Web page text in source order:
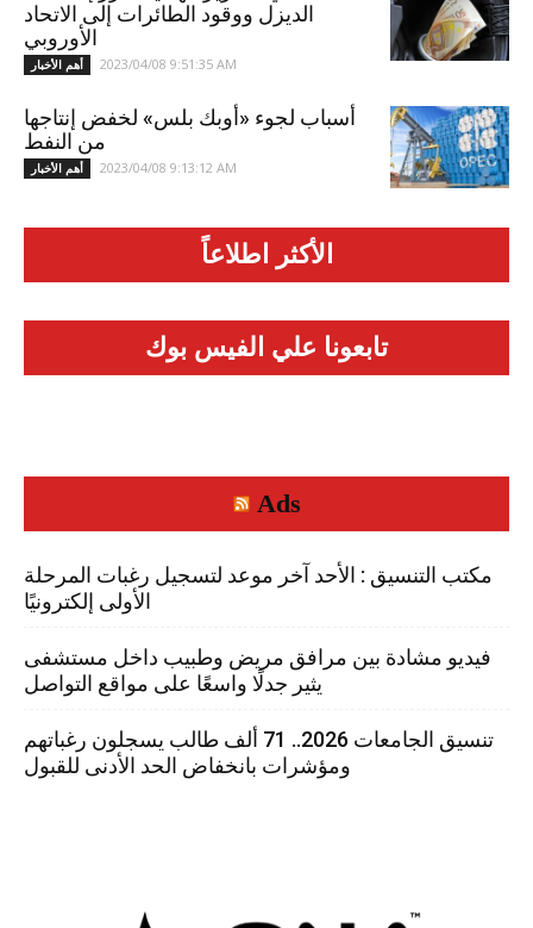
الديزل ووقود الطائرات إلى الاتحاد
الأوروبي
أهم الأخبار 2023/04/08 9:51:35 AM
أسباب لجوء «أوبك بلس» لخفض إنتاجها
من النفط
أهم الأخبار 2023/04/08 9:13:12 AM
الأكثر اطلاعاً
تابعونا علي الفيس بوك
Ads
مكتب التنسيق : الأحد آخر موعد لتسجيل رغبات المرحلة
الأولى إلكترونيًا
فيديو مشادة بين مرافق مريض وطبيب داخل مستشفى
يثير جدلًا واسعًا على مواقع التواصل
تنسيق الجامعات 2026.. 71 ألف طالب يسجلون رغباتهم
ومؤشرات بانخفاض الحد الأدنى للقبول